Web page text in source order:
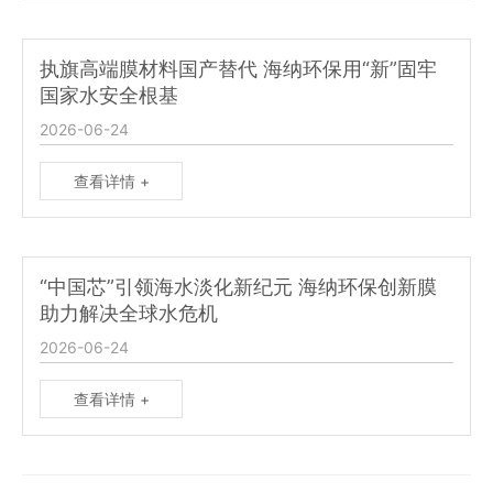
执旗高端膜材料国产替代 海纳环保用“新”固牢
国家水安全根基
2026-06-24
查看详情 +
“中国芯”引领海水淡化新纪元 海纳环保创新膜
助力解决全球水危机
2026-06-24
查看详情 +